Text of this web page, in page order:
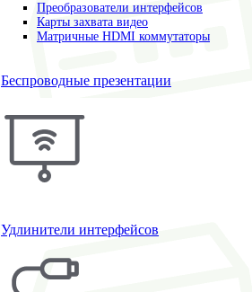
Преобразователи интерфейсов
Карты захвата видео
Матричные HDMI коммутаторы
Беспроводные презентации
Удлинители интерфейсов